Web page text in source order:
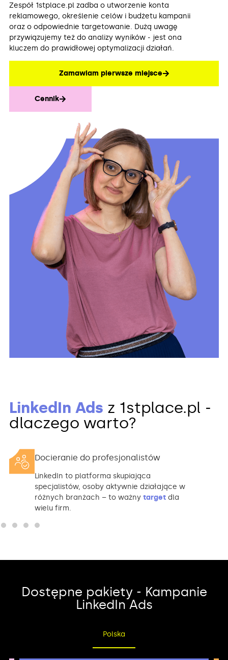
Zespół 1stplace.pl zadba o utworzenie konta
reklamowego, określenie celów i budżetu kampanii
oraz o odpowiednie targetowanie. Dużą uwagę
przywiązujemy też do analizy wyników ‒ jest ona
kluczem do prawidłowej optymalizacji działań.
Zamawiam pierwsze miejsce
Cennik
LinkedIn Ads z 1stplace.pl ‒
dlaczego warto?
Docieranie do profesjonalistów
LinkedIn to platforma skupiająca
specjalistów, osoby aktywnie działające w
różnych branżach – to ważny targetdla
wielu firm.
Dostępne pakiety - Kampanie
LinkedIn Ads
Polska